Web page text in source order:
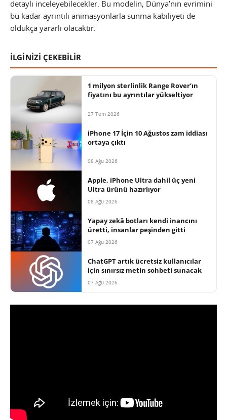
detaylı inceleyebilecekler. Bu modelin, Dünya’nın evrimini
bu kadar ayrıntılı animasyonlarla sunma kabiliyeti de
oldukça yararlı olacaktır.
İLGİNİZİ ÇEKEBİLİR
1 milyon sterlinlik Range Rover’ın
fiyatını bu ayrıntılar yükseltiyor
27 Tem 2026
iPhone 17 İçin 10 Ağustos zam iddiası
ortaya çıktı
08 Ağu 2026
Apple, iPhone Ultra dahil üç yeni
Ultra ürünü hazırlıyor
08 Ağu 2026
Yapay zekâ botları kendi inancını
üretti, insanlar peşinden gitti
07 Ağu 2026
ChatGPT artık ücretsiz kullanıcılar
için sınırsız metin sohbeti sunacak
07 Ağu 2026